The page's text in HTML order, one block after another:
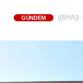
GÜNDEM ((BHA))